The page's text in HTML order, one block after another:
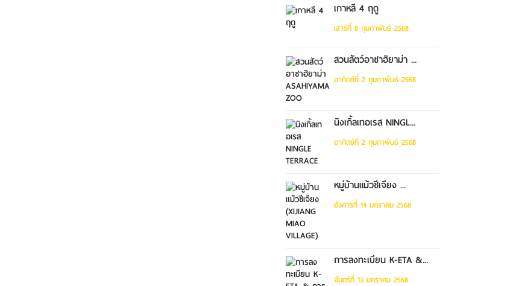
เกาหลี 4 ฤดู
เสาร์ที่ 8 กุมภาพันธ์ 2568
สวนสัตว์อาซาฮิยาม่า ...
อาทิตย์ที่ 2 กุมภาพันธ์ 2568
นิงเกิ้ลเทอเรส NINGL...
อาทิตย์ที่ 2 กุมภาพันธ์ 2568
หมู่บ้านแม้วซีเจียง ...
อังคารที่ 14 มกราคม 2568
การลงทะเบียน K-ETA &...
จันทร์ที่ 13 มกราคม 2568